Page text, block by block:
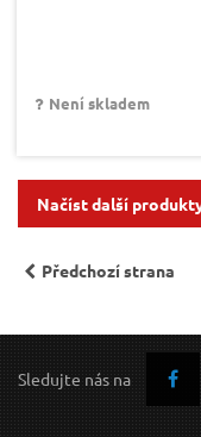
Není skladem
Načíst další
Předchozí strana
Sledujte nás na